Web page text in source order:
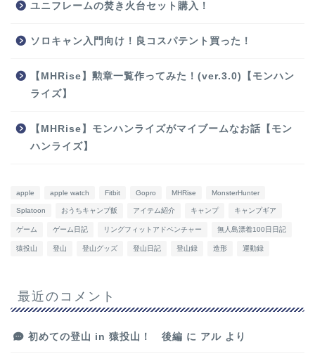
ユニフレームの焚き火台セット購入！
ソロキャン入門向け！良コスパテント買った！
【MHRise】勲章一覧作ってみた！(ver.3.0)【モンハン
ライズ】
【MHRise】モンハンライズがマイブームなお話【モン
ハンライズ】
apple apple watch Fitbit Gopro MHRise MonsterHunter
Splatoon おうちキャンプ飯 アイテム紹介 キャンプ キャンプギア
ゲーム ゲーム日記 リングフィットアドベンチャー 無人島漂着100日日記
猿投山 登山 登山グッズ 登山日記 登山録 造形 運動録
最近のコメント
初めての登山 in 猿投山！ 後編 に アル より